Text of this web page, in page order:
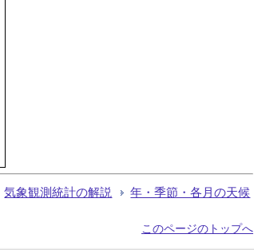
気象観測統計の解説 年・季節・各月の天候
このページのトップへ